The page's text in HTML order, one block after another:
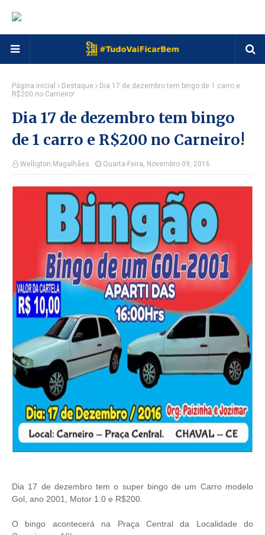
Página inicial Destaque
Dia 17 de dezembro tem bingo de 1 carro e
R$200 no Carneiro!
Dia 17 de dezembro tem bingo
de 1 carro e R$200 no Carneiro!
Welligton Magalhães Quarta-Feira, Novembro 09, 2016
Dia 17 de dezembro tem o super bingo de um Carro modelo
Gol, ano 2001, Motor 1.0 e R$200.
O bingo acontecerá na Praça Central da Localidade do